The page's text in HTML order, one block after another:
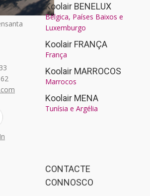
Koolair BENELUX
Bélgica, Países Baixos e
Luxemburgo
Koolair FRANÇA
França
Koolair MARROCOS
Marrocos
Koolair MENA
Tunísia e Argélia
CONTACTE
CONNOSCO